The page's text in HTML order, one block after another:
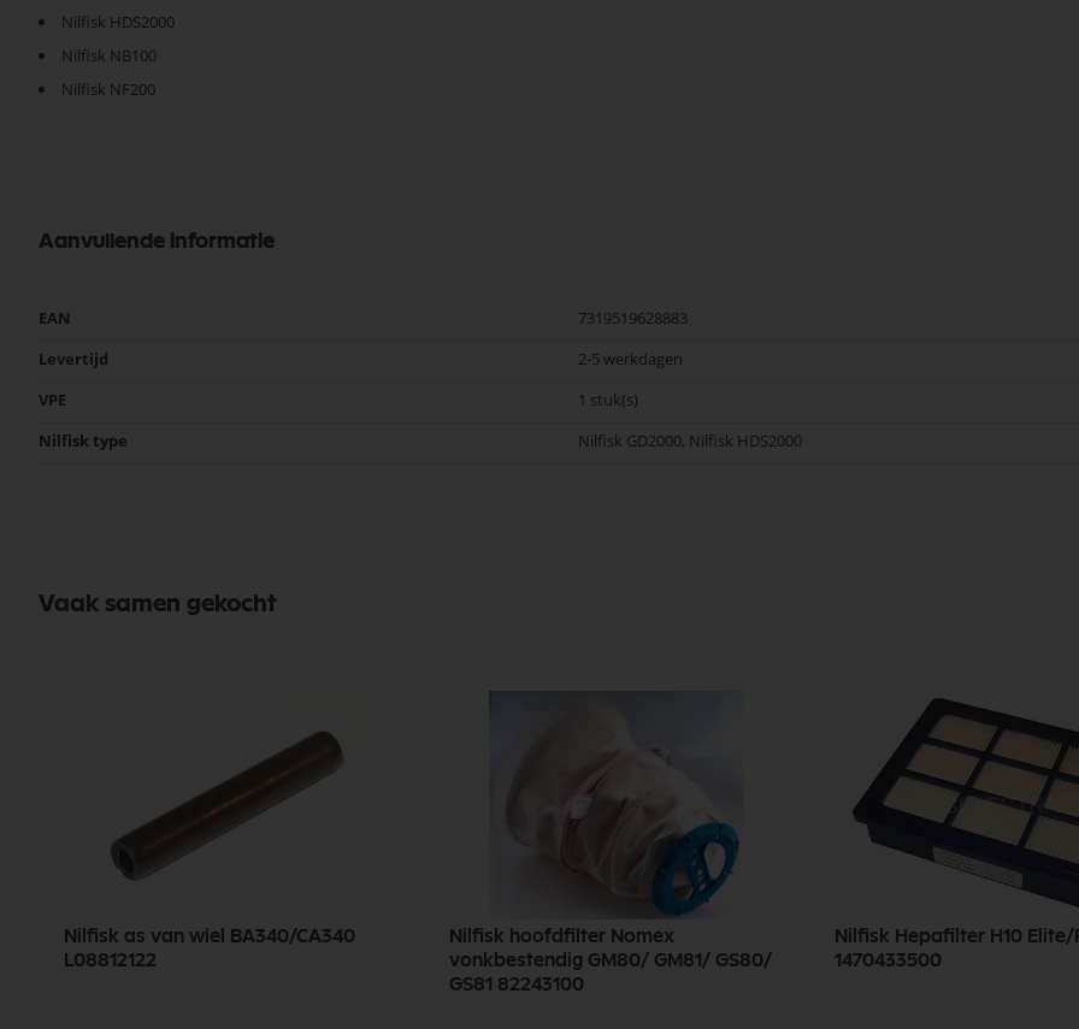
Nilfisk HDS2000
Nilfisk NB100
Nilfisk NF200
Aanvullende informatie
Meer
EAN
7319519628883
Levertijd
2-5 werkdagen
VPE
1 stuk(s)
Nilfisk type
Nilfisk GD2000, Nilfisk HDS2000
Vaak samen gekocht
Nilfisk as van wiel BA340/CA340
L08812122
Nilfisk hoofdfilter Nomex
vonkbestendig GM80/ GM81/ GS80/
GS81 82243100
Nilfisk Hepafilter H10 Elite/
1470433500